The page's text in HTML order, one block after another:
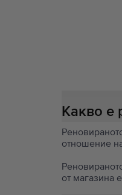
Какво е
отношение
от магазина